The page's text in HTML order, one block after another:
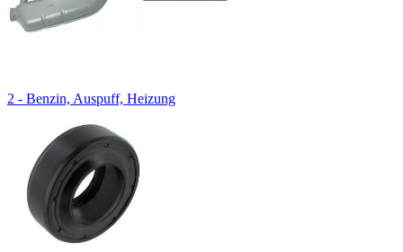
2 - Benzin, Auspuff, Heizung